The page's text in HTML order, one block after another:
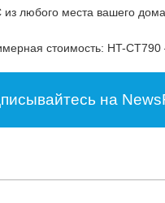
любого места вашего
стоимость: HT-CT790
на